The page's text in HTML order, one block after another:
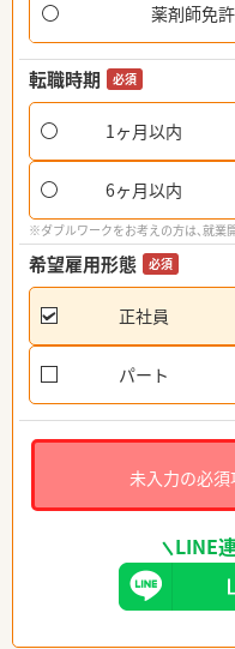
薬剤師免許
転職時期 必須
1ヶ月以内
6ヶ月以内
※ダブルワークをお考えの方は、就業
希望雇用形態 必須
正社員
パート
未入力の必
LINE